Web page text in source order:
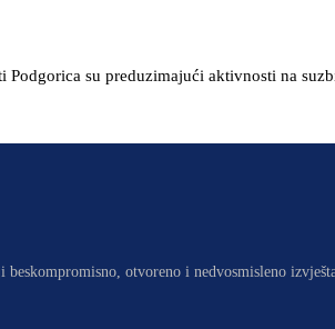
Podgorica su preduzimajući aktivnosti na
otvoreno i nedvosmisleno